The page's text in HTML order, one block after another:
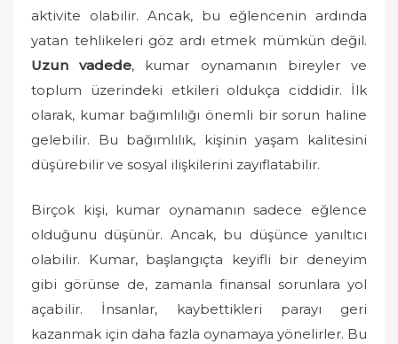
e
d
o
aktivite olabilir. Ancak, bu eğlencenin ardında
yatan tehlikeleri göz ardı etmek mümkün değil.
Uzun vadede, kumar oynamanın bireyler ve
toplum üzerindeki etkileri oldukça ciddidir. İlk
olarak, kumar bağımlılığı önemli bir sorun haline
gelebilir. Bu bağımlılık, kişinin yaşam kalitesini
düşürebilir ve sosyal ilişkilerini zayıflatabilir.
Birçok kişi, kumar oynamanın sadece eğlence
olduğunu düşünür. Ancak, bu düşünce yanıltıcı
olabilir. Kumar, başlangıçta keyifli bir deneyim
gibi görünse de, zamanla finansal sorunlara yol
açabilir. İnsanlar, kaybettikleri parayı geri
kazanmak için daha fazla oynamaya yönelirler. Bu